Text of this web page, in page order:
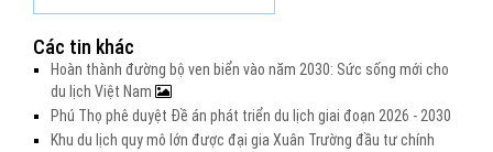
Các tin khác
Hoàn thành đường bộ ven biển vào năm 2030: Sức sống mới cho
du lịch Việt Nam
Phú Thọ phê duyệt Đề án phát triển du lịch giai đoạn 2026 - 2030
Khu du lịch quy mô lớn được đại gia Xuân Trường đầu tư chính